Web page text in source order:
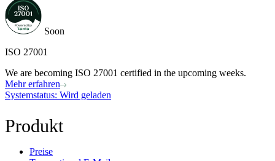
Soon
ISO 27001
We are becoming ISO 27001 certified in the upcoming weeks.
Mehr erfahren
Systemstatus: Wird geladen
Produkt
Preise